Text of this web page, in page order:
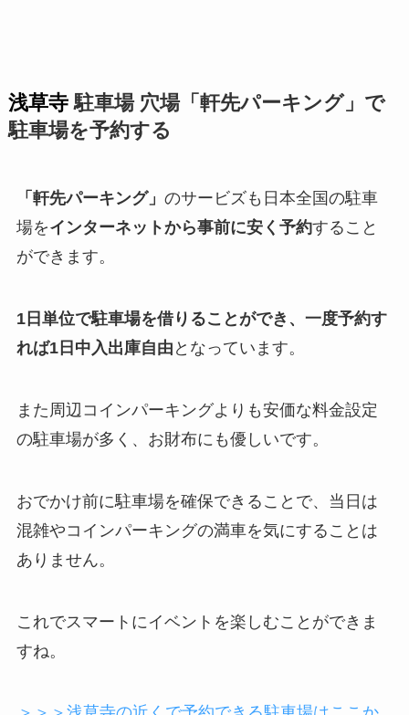
浅草寺駐車場 穴場「軒先パーキング」で
駐車場を予約する
「軒先パーキング」 のサービズも日本全国の駐車
場をインターネットから事前に安く予約すること
ができます。
1日単位で駐車場を借りることができ、一度予約す
れば1日中入出庫自由 となっています。
また周辺コインパーキングよりも安価な料金設定
の駐車場が多く、お財布にも優しいです。
おでかけ前に駐車場を確保できることで、当日は
混雑やコインパーキングの満車を気にすることは
ありません。
これでスマートにイベントを楽しむことができま
すね。